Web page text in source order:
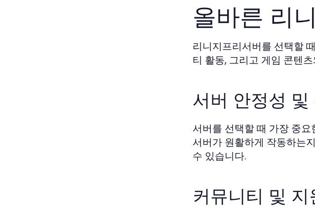
올바른 리
리니지프리서버를 선택할
티 활동, 그리고 게임 콘텐
서버 안정성
서버를 선택할 때 가장 중
서버가 원활하게 작동하는
수 있습니다.
커뮤니티 및